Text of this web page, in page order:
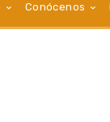
Conócenos